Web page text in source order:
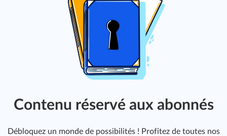
Contenu réservé aux abonnés
Débloquez un monde de possibilités ! Profitez de toutes nos